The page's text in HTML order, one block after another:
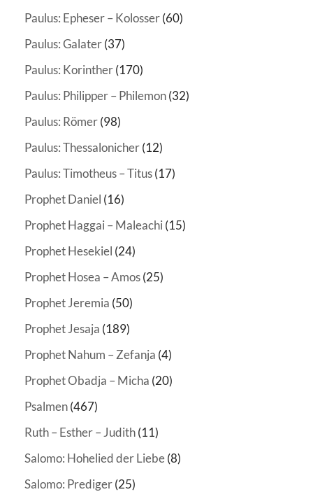
Paulus: Epheser – Kolosser(60)
Paulus: Galater(37)
Paulus: Korinther(170)
Paulus: Philipper – Philemon(32)
Paulus: Römer(98)
Paulus: Thessalonicher(12)
Paulus: Timotheus – Titus(17)
Prophet Daniel (16)
Prophet Haggai – Maleachi (15)
Prophet Hesekiel (24)
Prophet Hosea – Amos(25)
Prophet Jeremia (50)
Prophet Jesaja (189)
Prophet Nahum – Zefanja (4)
Prophet Obadja – Micha (20)
Psalmen(467)
Ruth – Esther – Judith(11)
Salomo: Hohelied der Liebe(8)
Salomo: Prediger(25)